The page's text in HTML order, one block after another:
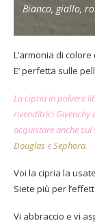
Bianco, giallo,
L’armonia di
E’ perfetta sulle
La cipria in polvere
rivenditrici Givenchy
acquistare anche sul
Douglas eSephora.
Voi la cipria la
Siete più per
Vi abbraccio e vi